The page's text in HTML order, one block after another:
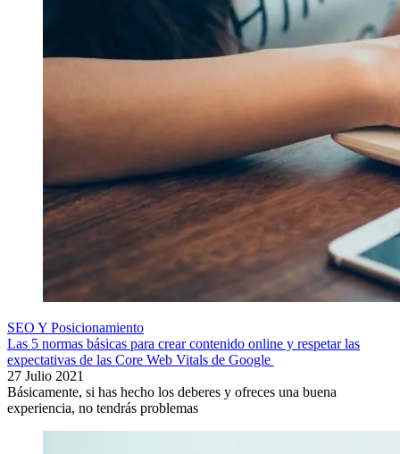
SEO Y Posicionamiento
Las 5 normas básicas para crear contenido online y respetar las
expectativas de las Core Web Vitals de Google
27 Julio 2021
Básicamente, si has hecho los deberes y ofreces una buena
experiencia, no tendrás problemas